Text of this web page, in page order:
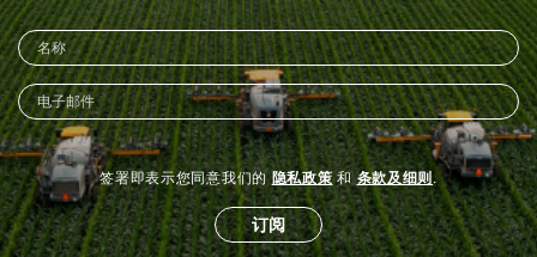
签署即表示您同意我们的隐私政策 和条款及细则 .
订阅